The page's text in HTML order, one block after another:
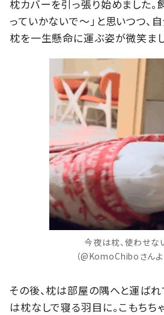
枕カバーを引っ張り始めました。
っていかないで〜」と思いつつ、
枕を一生懸命に運ぶ姿が微笑まし
今夜は枕、使わせな
（@KomoChiboさんよ
その後、枕は部屋の隅へと運ばれ
は枕なしで寝る羽目に。こもちち